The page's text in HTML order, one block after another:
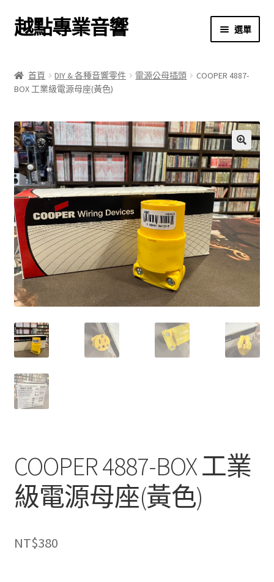
跳
至
覽
列
跳
至
要
內
越點專業音響 選單
商店
關於我們
我的帳號
結帳
購物車
首頁 DIY & 各種音響零件 電源公母插頭
COOPER 4887-
BOX 工業級電源母座(黃色)
🔍
COOPER 4887-BOX 工業
級電源母座(黃色)
NT$380